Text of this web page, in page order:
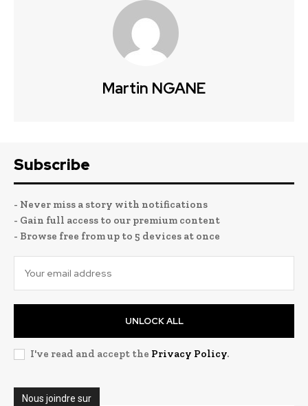
Martin NGANE
Subscribe
- Never miss a story with notifications
- Gain full access to our premium content
- Browse free from up to 5 devices at once
UNLOCK ALL
I've read and accept the Privacy Policy.
Nous joindre sur